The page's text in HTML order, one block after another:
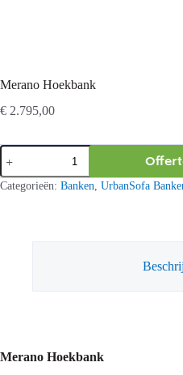
Merano Hoekbank
€ 2.795,00
Merano
Hoekbank
aantal
Categorieën: Banken, UrbanSofa
Merano Hoekbank